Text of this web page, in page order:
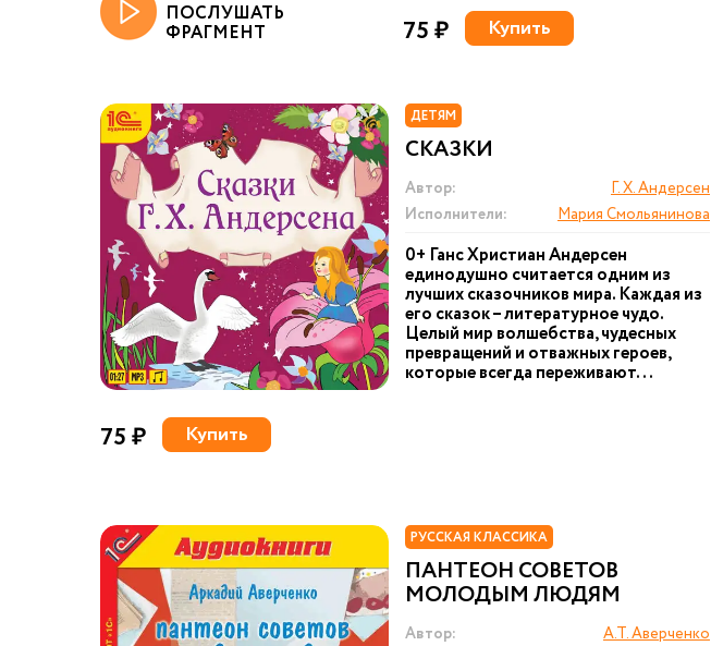
ПОСЛУШАТЬ
ФРАГМЕНТ 75 ₽ Купить
ДЕТЯМ
СКАЗКИ
Автор:
Г. Х. Андерсен
Исполнители:
Мария Смольянинова
0+ Ганс Христиан Андерсен
единодушно считается одним из
лучших сказочников мира. Каждая из
его сказок – литературное чудо.
Целый мир волшебства, чудесных
превращений и отважных героев,
которые всегда переживают...
75 ₽ Купить
РУССКАЯ КЛАССИКА
ПАНТЕОН СОВЕТОВ
МОЛОДЫМ ЛЮДЯМ
Автор:
А.Т. Аверченко